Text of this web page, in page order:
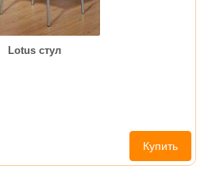
Lotus стул
Купить